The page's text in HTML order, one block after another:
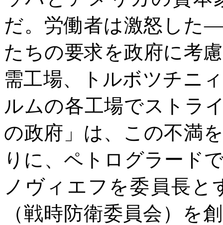
だ。労働者は激怒した
たちの要求を政府に考
需工場、トルボツチニ
ルムの各工場でストラ
の政府」は、この不満
りに、ペトログラード
ノヴィエフを委員長
（戦時防衛委員会）を